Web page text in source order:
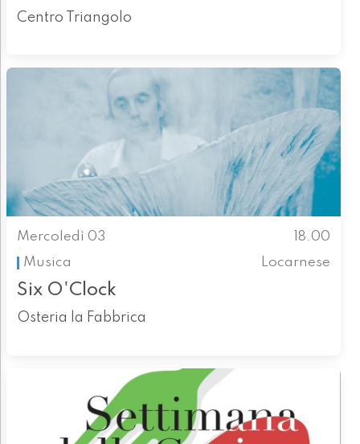
Centro Triangolo
Mercoledì 03
18.00
Musica
Locarnese
Six O'Clock
Osteria la Fabbrica